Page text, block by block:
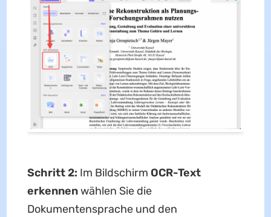
Schritt 2: Im Bildschirm OCR-Text
erkennenwählen Sie die
Dokumentensprache und den